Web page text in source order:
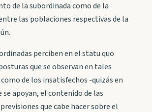
de la subordinada como de la
las poblaciones respectivas de la
perciben en el statu quo
que se observan en tales
de los insatisfechos -quizás en
apoyan, el contenido de las
que cabe hacer sobre el